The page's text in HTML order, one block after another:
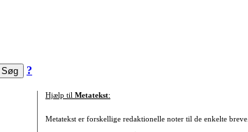
?
Hjælp til Metatekst:
Metatekst er forskellige redaktionelle noter til de enkelte breve.